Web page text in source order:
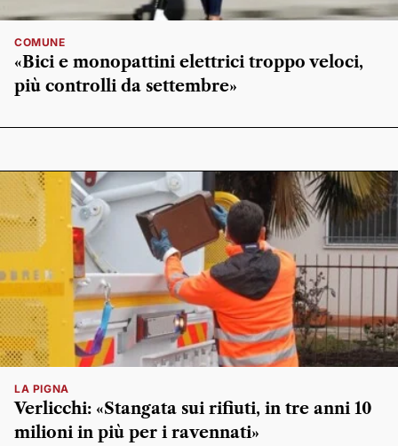
COMUNE
«Bici e monopattini elettrici troppo veloci,
più controlli da settembre»
LA PIGNA
Verlicchi: «Stangata sui rifiuti, in tre anni 10
milioni in più per i ravennati»